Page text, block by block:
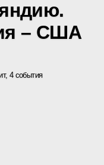
– США
4 события